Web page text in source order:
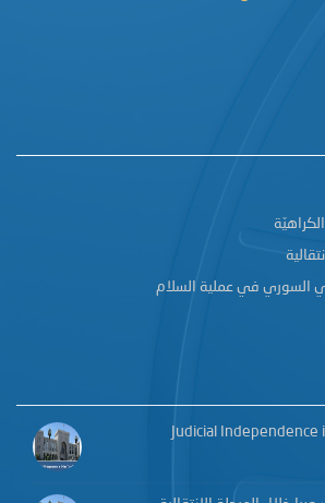
السوري في عملية السلام
Judicial Independence